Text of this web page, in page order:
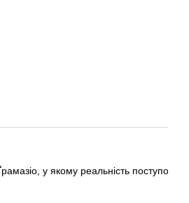
у якому реальність поступово